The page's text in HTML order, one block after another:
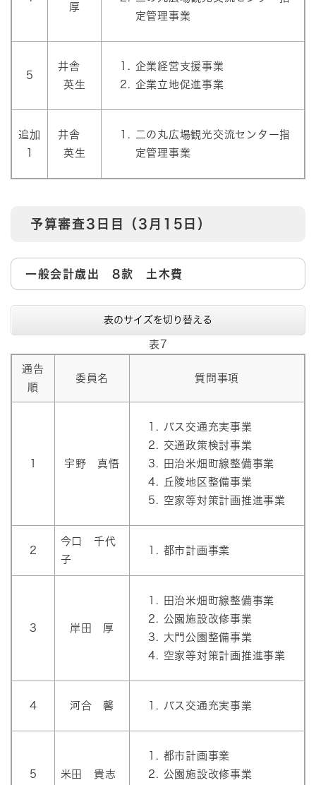
厚
定管理事業
5
井舎
英生
企業経営支援事業
企業立地促進事業
追加
井舎
英生
二の丸広場観光交流センター指
定管理事業
予算審査3日目（3月15日）
一般会計歳出 8款 土木費
表のサイズを切り替える
表7
通告
順
委員名 質問事項
宇野 真悟
バス交通充実事業
交通政策検討事業
田治米畑町線整備事業
丘陵地区整備事業
空家等対策計画推進事業
2
今口 千代
子
都市計画事業
3 岸田 厚
田治米畑町線整備事業
公園施設改修事業
大門公園整備事業
空家等対策計画推進事業
4 河合 馨 バス交通充実事業
5 米田 貴志
都市計画事業
公園施設改修事業